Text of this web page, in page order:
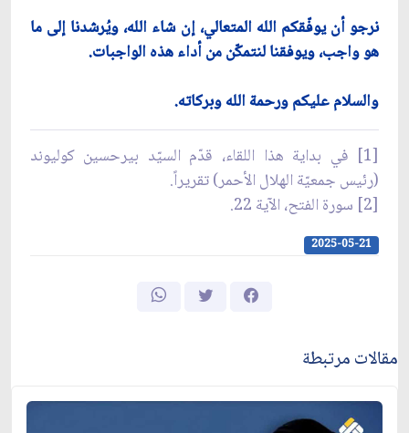
نرجو أن يوفّقكم الله المتعالي، إن شاء الله، ويُرشدنا إلى ما
هو واجب، ويوفقنا لنتمكّن من أداء هذه الواجبات.
والسلام عليكم ورحمة الله وبركاته.
[1] في بداية هذا اللقاء، قدّم السيّد بيرحسين كوليوند
(رئيس جمعيّة الهلال الأحمر) تقريراً.
[2] سورة الفتح، الآية 22.
2025-05-21
مقالات مرتبطة